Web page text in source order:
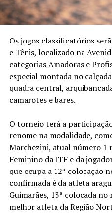
Os jogos classificatórios
e Tênis, localizado na
categorias Amadoras e
especial montada no
quadra central,
camarotes e bares.
O torneio terá a
renome na modalidade,
Marchezini, atual número 1
Feminino da ITF e da
que ocupa a 12ª colocação
confirmada é da atleta
Guimarães, 13ª colocada
melhor atleta da Região